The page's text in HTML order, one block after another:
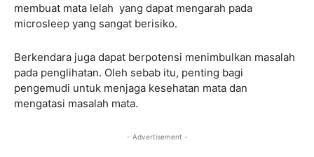
membuat mata lelah yang dapat mengarah pada
microsleep yang sangat berisiko.
Berkendara juga dapat berpotensi menimbulkan masalah
pada penglihatan. Oleh sebab itu, penting bagi
pengemudi untuk menjaga kesehatan mata dan
mengatasi masalah mata.
- Advertisement -